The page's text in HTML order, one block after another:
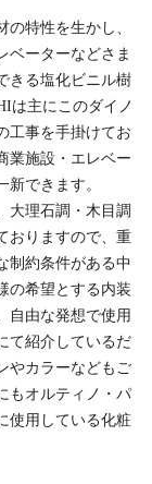
特性を生かし、
ベーターなどさま
きる塩化ビニル樹
は主にこのダイノ
工事を手掛けてお
業施設・エレベー
できます。
大理石調・木目調
おりますので、重
制約条件がある中
の希望とする内装
自由な発想で使用
て紹介しているだ
やカラーなどもご
もオルティノ・パ
使用している化粧